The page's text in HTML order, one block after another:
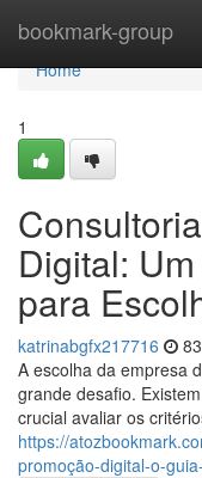
bookmark-group
Home
Home
1
Digital:
para
katrinabgfx217716
A escolha da empresa
grande desafio.
crucial avaliar os
https://
promoção-digital-o-